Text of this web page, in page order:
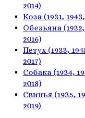
2014)
Коза (1931,
Обезьяна
2016)
Петух (1933,
2017)
Собака (1934,
2018)
Свинья (1935,
2019)